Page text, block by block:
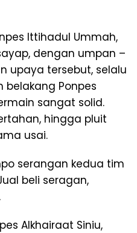
Ittihadul Ummah,
dengan umpan –
upaya tersebut, selalu
belakang Ponpes
sangat solid.
hingga pluit
usai.
serangan kedua tim
beli seragan,
Alkhairaat Siniu,